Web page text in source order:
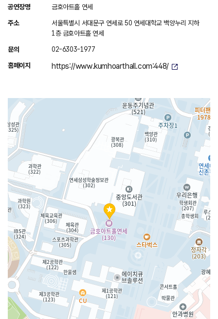
위
치
내
공연장명 금호아트홀 연세
주소
서울특별시 서대문구 연세로 50 연세대학교 백양누리 지하
1층 금호아트홀 연세
문의 02-6303-1977
홈페이지 https://www.kumhoarthall.com:448/